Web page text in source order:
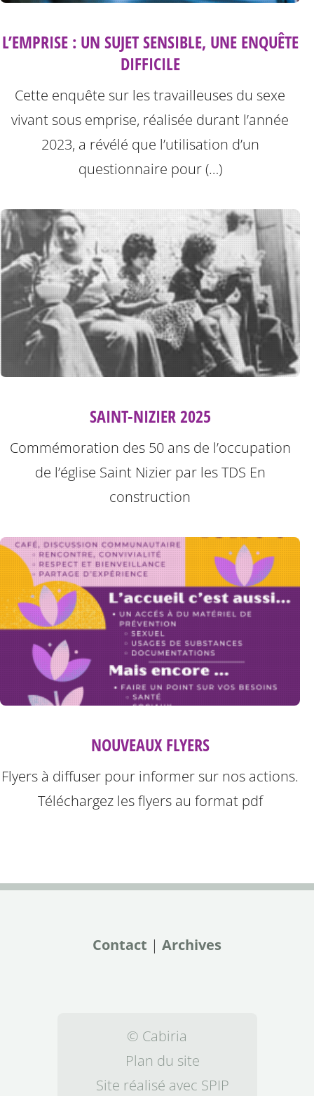
L’EMPRISE : UN SUJET SENSIBLE, UNE ENQUÊTE
DIFFICILE
Cette enquête sur les travailleuses du sexe
vivant sous emprise, réalisée durant l’année
2023, a révélé que l’utilisation d’un
questionnaire pour (…)
SAINT-NIZIER 2025
Commémoration des 50 ans de l’occupation
de l’église Saint Nizier par les TDS En
construction
NOUVEAUX FLYERS
Flyers à diffuser pour informer sur nos actions.
Téléchargez les flyers au format pdf
Contact | Archives
© Cabiria
Plan du site
Site réalisé avec SPIP